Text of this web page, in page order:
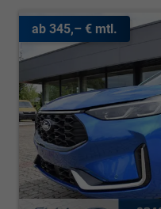
ab 345,– € mtl.